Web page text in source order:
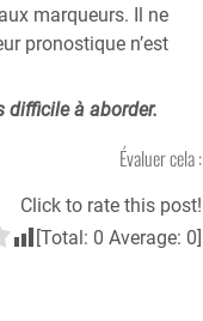
marqueurs. Il ne
pronostique n’est
difficile à aborder.
Évaluer cela :
Click to rate this post!
[Total: 0 Average: 0]